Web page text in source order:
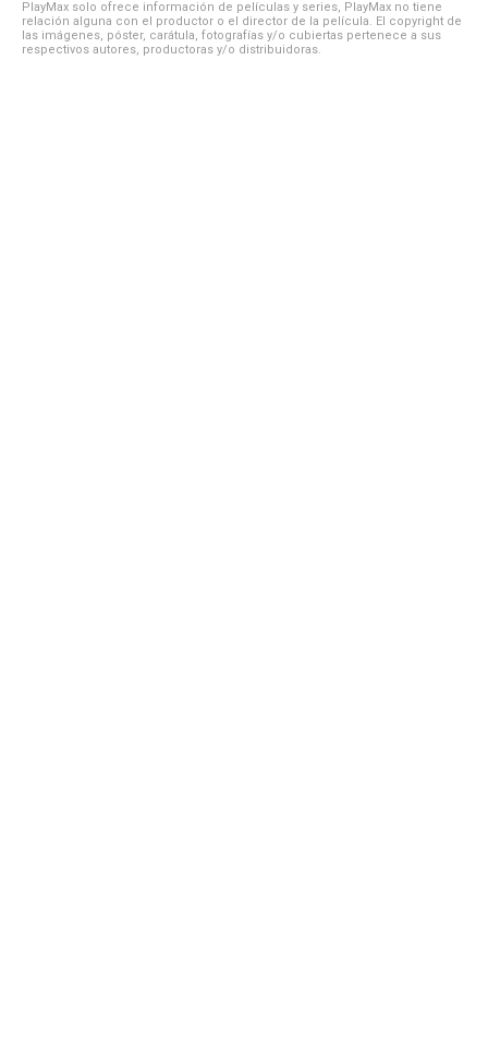
PlayMax solo ofrece información de películas y series, PlayMax no tiene
relación alguna con el productor o el director de la película. El copyright de
las imágenes, póster, carátula, fotografías y/o cubiertas pertenece a sus
respectivos autores, productoras y/o distribuidoras.